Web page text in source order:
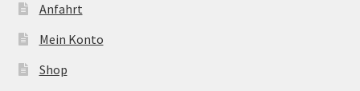
Anfahrt
Mein Konto
Shop